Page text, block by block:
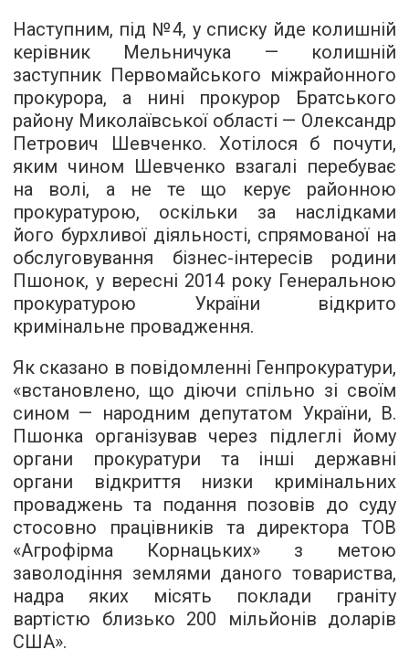
Наступним, під №4, у списку йде колишній
керівник Мельничука — колишній
заступник Первомайського міжрайонного
прокурора, а нині прокурор Братського
району Миколаївської області — Олександр
Петрович Шевченко. Хотілося б почути,
яким чином Шевченко взагалі перебуває
на волі, а не те що керує районною
прокуратурою, оскільки за наслідками
його бурхливої діяльності, спрямованої на
обслуговування бізнес-інтересів родини
Пшонок, у вересні 2014 року Генеральною
прокуратурою України відкрито
кримінальне провадження.
Як сказано в повідомленні Генпрокуратури,
«встановлено, що діючи спільно зі своїм
сином — народним депутатом України, В.
Пшонка організував через підлеглі йому
органи прокуратури та інші державні
органи відкриття низки кримінальних
проваджень та подання позовів до суду
стосовно працівників та директора ТОВ
«Агрофірма Корнацьких» з метою
заволодіння землями даного товариства,
надра яких місять поклади граніту
вартістю близько 200 мільйонів доларів
США».